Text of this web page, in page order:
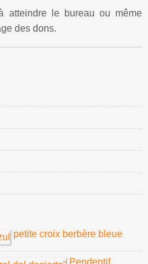
atteindre le bureau ou même
des dons.
petite croix berbère bleue
Pendentif